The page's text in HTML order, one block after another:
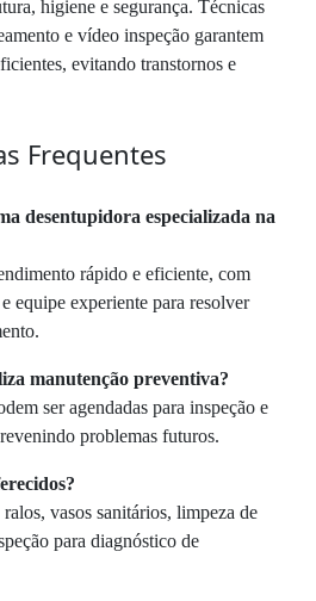
higiene e segurança. Técnicas
e vídeo inspeção garantem
evitando transtornos e
Frequentes
desentupidora especializada na
rápido e eficiente, com
equipe experiente para resolver
manutenção preventiva?
ser agendadas para inspeção e
problemas futuros.
vasos sanitários, limpeza de
para diagnóstico de